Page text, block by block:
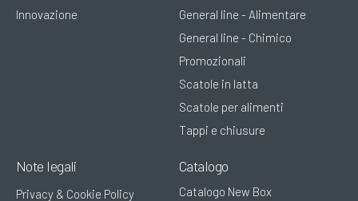
Innovazione
General line - Alimentare
General line - Chimico
Promozionali
Scatole in latta
Scatole per alimenti
Tappi e chiusure
Note legali
Privacy & Cookie Policy
Catalogo
Catalogo New Box